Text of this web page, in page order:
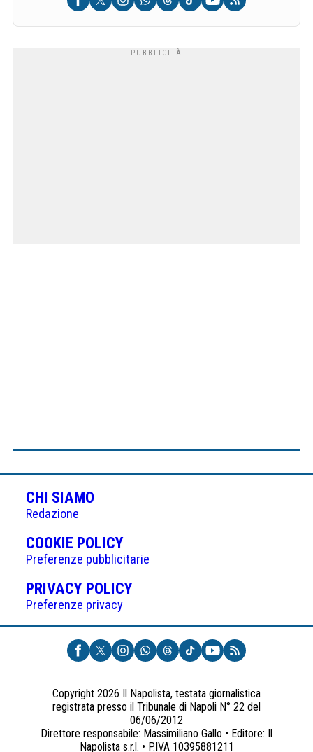
CHI SIAMO
Redazione
COOKIE POLICY(APRE
IN
UNA
NUOVA
Preferenze pubblicitarie
PRIVACY POLICY(APRE
UNA
NUOVA
SCHEDA)
Preferenze privacy
Copyright 2026 Il Napolista, testata giornalistica
registrata presso il Tribunale di Napoli N° 22 del
06/06/2012
Direttore responsabile: Massimiliano Gallo • Editore: Il
Napolista s.r.l. • P.IVA 10395881211